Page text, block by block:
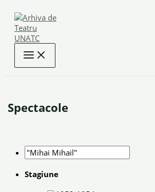
content
Spectacole
Stagiune